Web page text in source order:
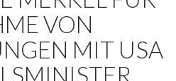
VON
MIT USA